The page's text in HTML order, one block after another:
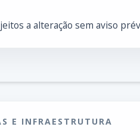
a alteração sem aviso
E INFRAESTRUTURA